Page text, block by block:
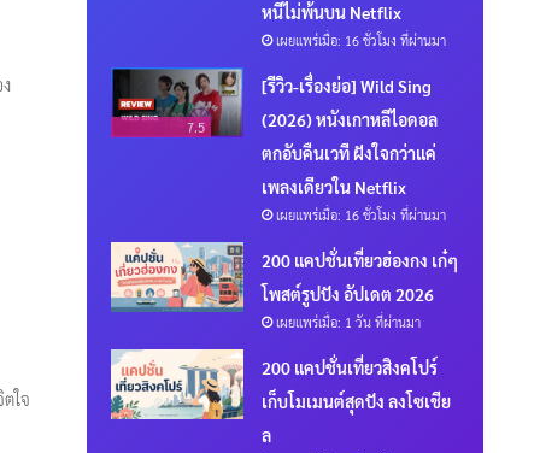
ใจ
หนีไม่พ้นบน Netflix
เผยแพร่เมื่อ: 16 ชั่วโมง ที่ผ่านมา
7.5
[รีวิว-เรื่องย่อ] Wild Sing
(2026) หนังเกาหลีไอดอล
ตกอับคืนเวที ฝังใจกว่าแค่
เพลงเดียวใน Netflix
เผยแพร่เมื่อ: 16 ชั่วโมง ที่ผ่านมา
200 แคปชั่นเที่ยวฮ่องกง เก๋ๆ
โพสต์รูปปัง อัปเดต 2026
เผยแพร่เมื่อ: 1 วัน ที่ผ่านมา
200 แคปชั่นเที่ยวสิงคโปร์
เก็บโมเมนต์สุดปัง ลงโซเชีย
ล